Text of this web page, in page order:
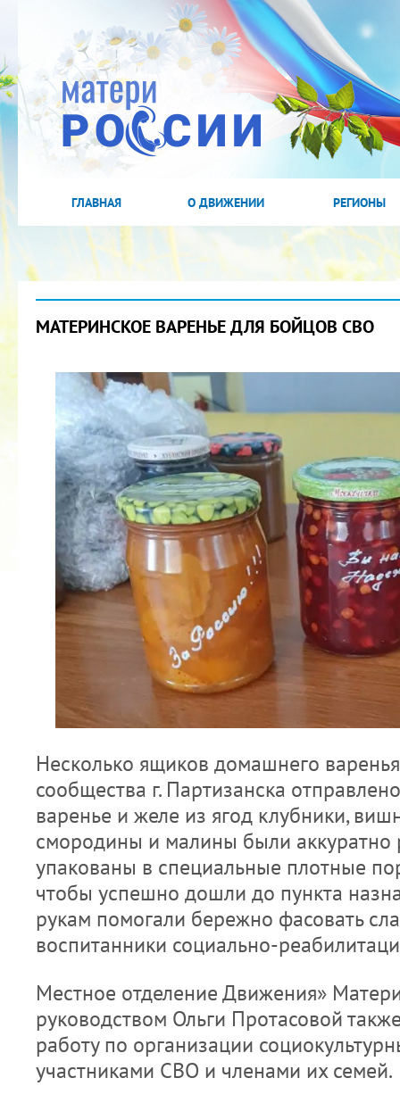
ГЛАВНАЯ О ДВИЖЕНИИ РЕГИОНЫ
МАТЕРИНСКОЕ ВАРЕНЬЕ ДЛЯ БОЙЦОВ СВО
Несколько ящиков домашнего
сообщества г. Партизанска
варенье и желе из ягод клубники,
смородины и малины были аккуратно
упакованы в специальные плотные
чтобы успешно дошли до пункта
рукам помогали бережно фасовать
воспитанники социально-
Местное отделение Движения»
руководством Ольги Протасовой
работу по организации
участниками СВО и членами их семей.
2022 ГОД ПРОВОЗГЛАШЕН ГОДОМ
МАТЕРИ В ЯКУТИИ
19.12.2021